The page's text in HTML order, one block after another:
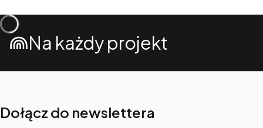
Na każdy projekt
Dołącz do newslettera